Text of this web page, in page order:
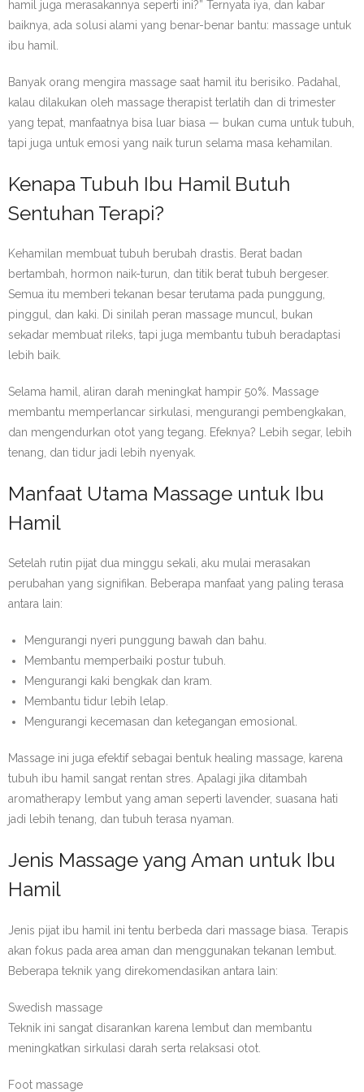
hamil juga merasakannya seperti ini?” Ternyata iya, dan kabar
baiknya, ada solusi alami yang benar-benar bantu: massage untuk
ibu hamil.
Banyak orang mengira massage saat hamil itu berisiko. Padahal,
kalau dilakukan oleh massage therapist terlatih dan di trimester
yang tepat, manfaatnya bisa luar biasa — bukan cuma untuk tubuh,
tapi juga untuk emosi yang naik turun selama masa kehamilan.
Kenapa Tubuh Ibu Hamil Butuh
Sentuhan Terapi?
Kehamilan membuat tubuh berubah drastis. Berat badan
bertambah, hormon naik-turun, dan titik berat tubuh bergeser.
Semua itu memberi tekanan besar terutama pada punggung,
pinggul, dan kaki. Di sinilah peran massage muncul, bukan
sekadar membuat rileks, tapi juga membantu tubuh beradaptasi
lebih baik.
Selama hamil, aliran darah meningkat hampir 50%. Massage
membantu memperlancar sirkulasi, mengurangi pembengkakan,
dan mengendurkan otot yang tegang. Efeknya? Lebih segar, lebih
tenang, dan tidur jadi lebih nyenyak.
Manfaat Utama Massage untuk Ibu
Hamil
Setelah rutin pijat dua minggu sekali, aku mulai merasakan
perubahan yang signifikan. Beberapa manfaat yang paling terasa
antara lain:
Mengurangi nyeri punggung bawah dan bahu.
Membantu memperbaiki postur tubuh.
Mengurangi kaki bengkak dan kram.
Membantu tidur lebih lelap.
Mengurangi kecemasan dan ketegangan emosional.
Massage ini juga efektif sebagai bentuk healing massage, karena
tubuh ibu hamil sangat rentan stres. Apalagi jika ditambah
aromatherapy lembut yang aman seperti lavender, suasana hati
jadi lebih tenang, dan tubuh terasa nyaman.
Jenis Massage yang Aman untuk Ibu
Hamil
Jenis pijat ibu hamil ini tentu berbeda dari massage biasa. Terapis
akan fokus pada area aman dan menggunakan tekanan lembut.
Beberapa teknik yang direkomendasikan antara lain:
Swedish massage
Teknik ini sangat disarankan karena lembut dan membantu
meningkatkan sirkulasi darah serta relaksasi otot.
Foot massage